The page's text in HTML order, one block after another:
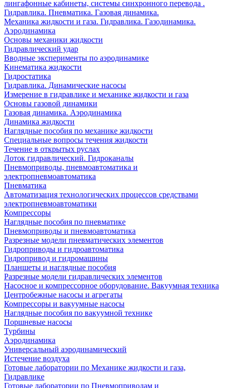
лингафонные кабинеты, системы синхронного перевода .
Гидравлика. Пневматика. Газовая динамика.
Механика жидкости и газа. Гидравлика. Газодинамика.
Аэродинамика
Основы механики жидкости
Гидравлический удар
Вводные эксперименты по аэродинамике
Кинематика жидкости
Гидростатика
Гидравлика. Динамические насосы
Измерение в гидравлике и механике жидкости и газа
Основы газовой динамики
Газовая динамика. Аэродинамика
Динамика жидкости
Наглядные пособия по механике жидкости
Специальные вопросы течения жидкости
Течение в открытых руслах
Лоток гидравлический. Гидроканалы
Пневмоприводы, пневмоавтоматика и
электропневмоавтоматика
Пневматика
Автоматизация технологических процессов средствами
электропневмоавтоматики
Компрессоры
Наглядные пособия по пневматике
Пневмоприводы и пневмоавтоматика
Разрезные модели пневматических элементов
Гидроприводы и гидроавтоматика
Гидропривод и гидромашины
Планшеты и наглядные пособия
Разрезные модели гидравлических элементов
Насосное и компрессорное оборудование. Вакуумная техника
Центробежные насосы и агрегаты
Компрессоры и вакуумные насосы
Наглядные пособия по вакуумной технике
Поршневые насосы
Турбины
Аэродинамика
Универсальный аэродинамический
Истечение воздуха
Готовые лаборатории по Механике жидкости и газа,
Гидравлике
Готовые лаборатории по Пневмоприводам и